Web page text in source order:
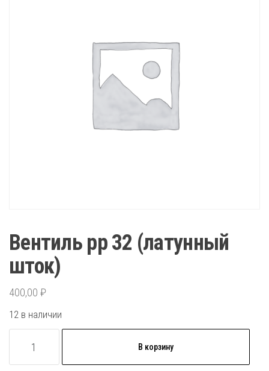
Вентиль рр 32 (латунный
шток)
400,00 ₽
12 в наличии
товара
В корзину